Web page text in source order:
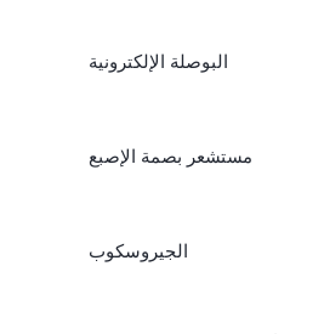
البوصلة الإلكترونية
مستشعر بصمة الإصبع
الجيروسكوب